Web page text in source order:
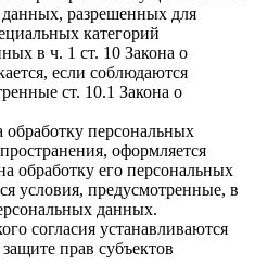
разрешенных для
категорий
в ч. 1 ст. 10 Закона о
если соблюдаются
ст. 10.1 Закона о
обработку персональных
оформляется
обработку его персональных
условия, предусмотренные, в
данных.
согласия устанавливаются
прав субъектов